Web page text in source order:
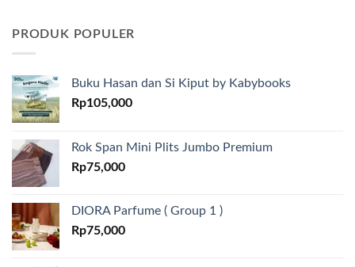
PRODUK POPULER
Buku Hasan dan Si Kiput by Kabybooks
Rp105,000
Rok Span Mini Plits Jumbo Premium
Rp75,000
DIORA Parfume ( Group 1 )
Rp75,000